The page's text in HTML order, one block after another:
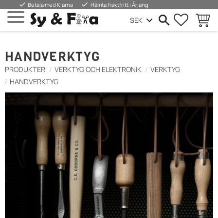
Menu
done Betala med Klarna done Hämta fraktfritt i Årjäng
HANDVERKTYG
PRODUKTER VERKTYG OCH ELEKTRONIK
VERKTYG
HANDVERKTYG